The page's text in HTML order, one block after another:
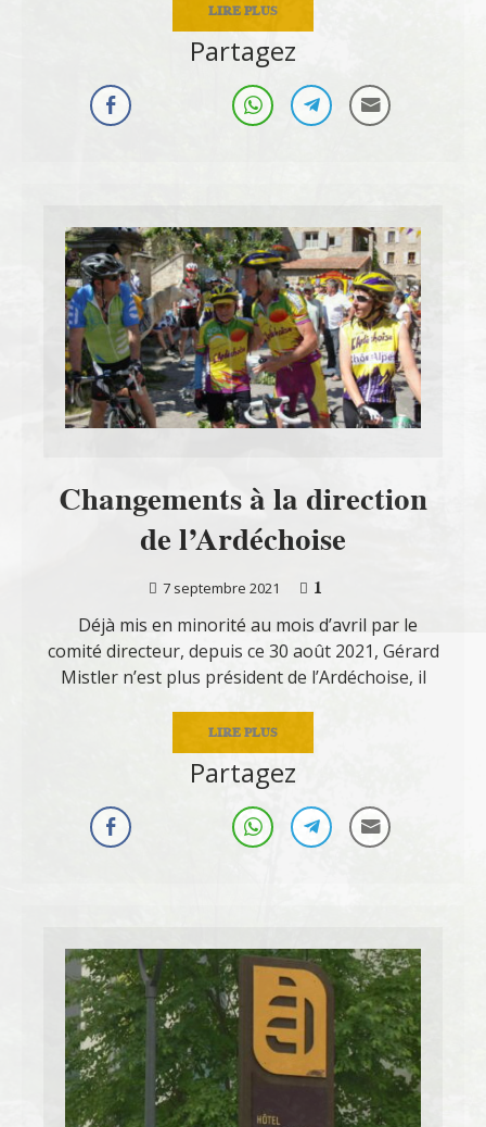
LIRE PLUS
Partagez
Changements à la direction
de l’Ardéchoise
7 septembre 2021
1
Déjà mis en minorité au mois d’avril par le
comité directeur, depuis ce 30 août 2021, Gérard
Mistler n’est plus président de l’Ardéchoise, il
LIRE PLUS
Partagez